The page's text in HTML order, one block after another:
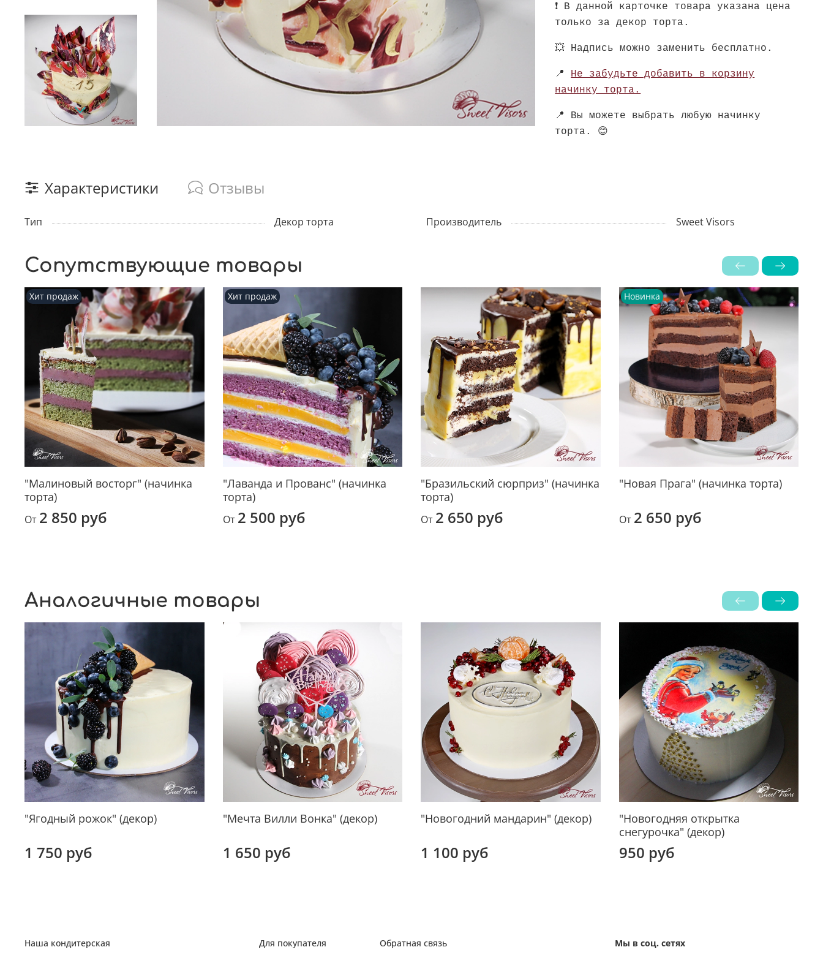
❗️ В данной карточке товара указана цена
только за декор торта.
💥 Надпись можно заменить бесплатно.
📍 Не забудьте добавить в корзину
начинку торта.
📍 Вы можете выбрать любую начинку
торта. 😊
Характеристики Отзывы
Тип Декор торта Производитель Sweet Visors
Сопутствующие товары
Хит продаж
"Малиновый восторг" (начинка
торта)
От 2 850 руб
Хит продаж
"Лаванда и Прованс" (начинка
торта)
От 2 500 руб
"Бразильский сюрприз" (начинка
торта)
От 2 650 руб
Новинка
"Новая Прага" (начинка торта)
От 2 650 руб
Аналогичные товары
"Ягодный рожок" (декор)
1 750 руб
"Мечта Вилли Вонка" (декор)
1 650 руб
"Новогодний мандарин" (декор)
1 100 руб
"Новогодняя открытка
снегурочка" (декор)
950 руб
Наша кондитерская Для покупателя Обратная связь Мы в соц. сетях